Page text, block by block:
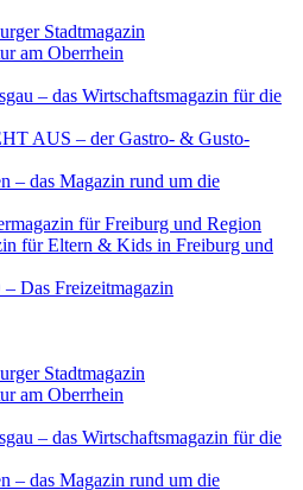
Stadtmagazin
am Oberrhein
– das Wirtschaftsmagazin für die
AUS – der Gastro- & Gusto-
– das Magazin rund um die
für Freiburg und Region
für Eltern & Kids in Freiburg und
Das Freizeitmagazin
Stadtmagazin
am Oberrhein
– das Wirtschaftsmagazin für die
– das Magazin rund um die